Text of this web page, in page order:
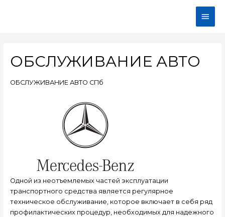
ОБСЛУЖИВАНИЕ АВТО
ОБСЛУЖИВАНИЕ АВТО СПб
Одной из неотъемлемых частей эксплуатации
транспортного средства является регулярное
техническое обслуживание, которое включает в себя ряд
профилактических процедур, необходимых для надежного